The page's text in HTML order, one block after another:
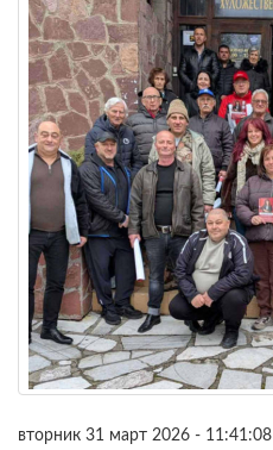
вторник 31 март 2026 - 11:41:08